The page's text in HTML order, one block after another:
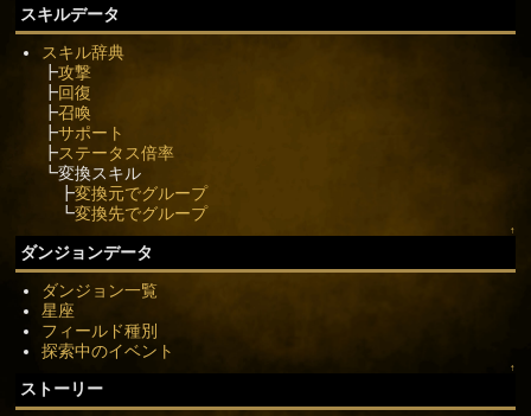
スキルデータ
スキル辞典
┣攻撃
┣回復
┣召喚
┣サポート
┣ステータス倍率
┗変換スキル
┣変換元でグループ
┗変換先でグループ
↑
ダンジョンデータ
ダンジョン一覧
星座
フィールド種別
探索中のイベント
↑
ストーリー